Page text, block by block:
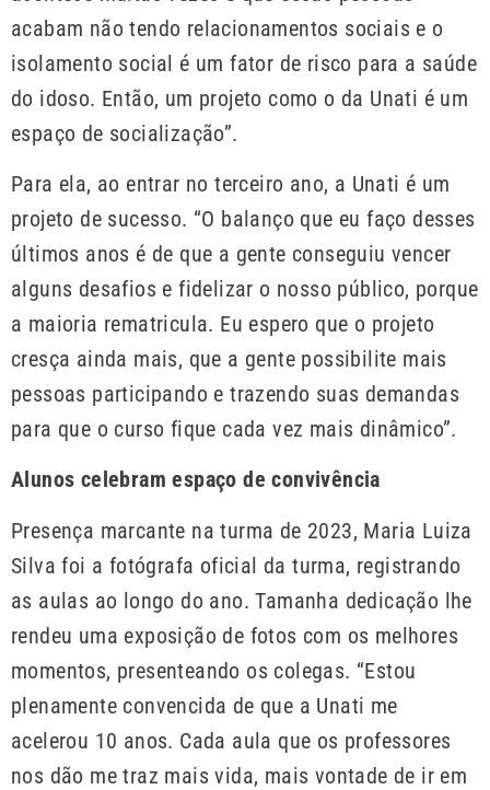
acabam não tendo relacionamentos sociais e o
isolamento social é um fator de risco para a saúde
do idoso. Então, um projeto como o da Unati é um
espaço de socialização”.
Para ela, ao entrar no terceiro ano, a Unati é um
projeto de sucesso. “O balanço que eu faço desses
últimos anos é de que a gente conseguiu vencer
alguns desafios e fidelizar o nosso público, porque
a maioria rematricula. Eu espero que o projeto
cresça ainda mais, que a gente possibilite mais
pessoas participando e trazendo suas demandas
para que o curso fique cada vez mais dinâmico”.
Alunos celebram espaço de convivência
Presença marcante na turma de 2023, Maria Luiza
Silva foi a fotógrafa oficial da turma, registrando
as aulas ao longo do ano. Tamanha dedicação lhe
rendeu uma exposição de fotos com os melhores
momentos, presenteando os colegas. “Estou
plenamente convencida de que a Unati me
acelerou 10 anos. Cada aula que os professores
nos dão me traz mais vida, mais vontade de ir em